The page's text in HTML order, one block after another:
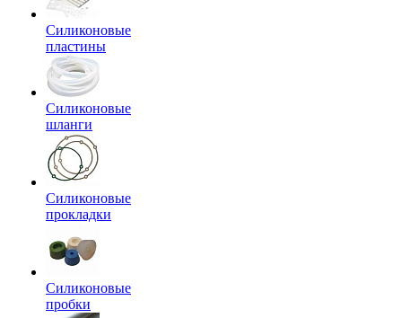
Силиконовые
пластины
Силиконовые
шланги
Силиконовые
прокладки
Силиконовые
пробки